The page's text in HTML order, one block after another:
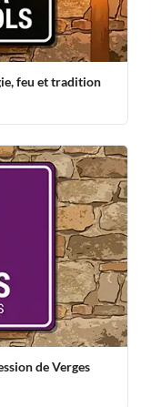
feu et tradition
de Verges